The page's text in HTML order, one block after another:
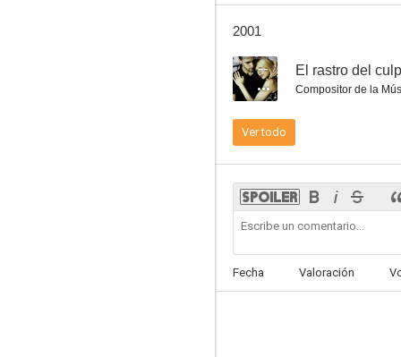
2001
-- El rastro del
Compositor de la
Ver todo
Fecha Valoración